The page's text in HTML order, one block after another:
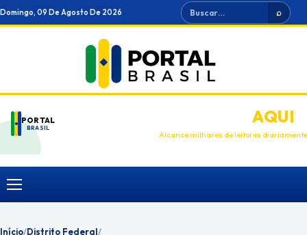
Ir
para
Domingo, 09 De Agosto De 2026 Buscar ⌕
PORTAL
BRASIL
ANUNCIEAQUI
Alcance milhares de leitores diariamente
Menu
Início/Distrito Federal/